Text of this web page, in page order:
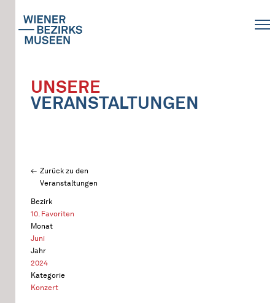
UNSERE
VERANSTALTUNGEN
Zurück zu den
Veranstaltungen
Bezirk
10. Favoriten
Monat
Juni
Jahr
2024
Kategorie
Konzert